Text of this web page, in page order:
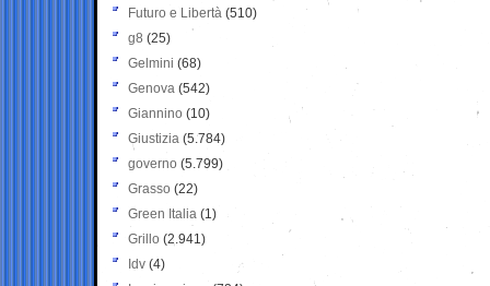
Futuro e Libertà (510)
g8 (25)
Gelmini (68)
Genova (542)
Giannino (10)
Giustizia (5.784)
governo (5.799)
Grasso (22)
Green Italia (1)
Grillo (2.941)
Idv (4)